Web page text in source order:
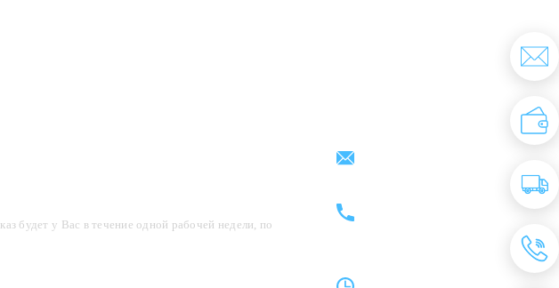
будет у Вас в течение одной рабочей недели, по